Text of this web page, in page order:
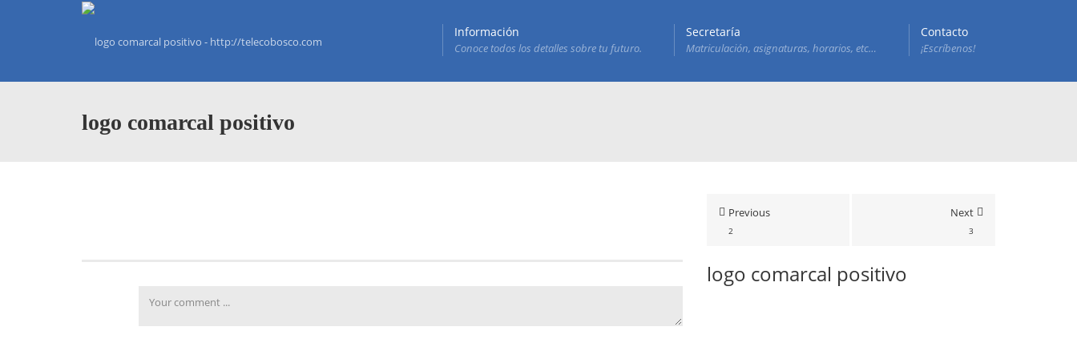
Información
Conoce todos los detalles sobre tu futuro.
Secretaría
Matriculación, asignaturas, horarios, etc…
Contacto
¡Escríbenos!
logo comarcal positivo
Previous
2
Next
3
logo comarcal positivo